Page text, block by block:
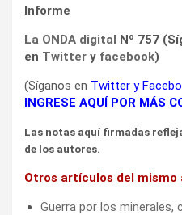
Informe
La ONDA digital Nº 757
en Twitter y facebook)
(Síganos en Twitter y
INGRESE AQUÍ POR MÁS
Las notas aquí firmadas
de los autores.
Otros artículos del mismo
Guerra por los minerales,